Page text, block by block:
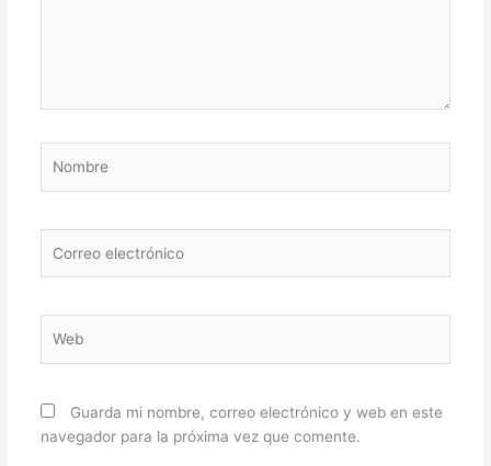
electrónico
Guarda mi nombre, correo electrónico y web en este
navegador para la próxima vez que comente.